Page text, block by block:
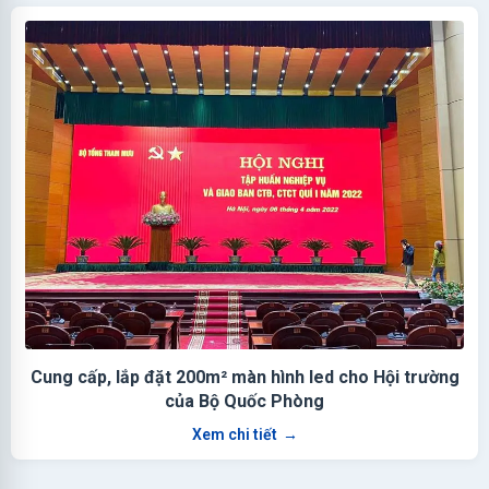
Cung cấp, lắp đặt 200m² màn hình led cho Hội trường
của Bộ Quốc Phòng
Xem chi tiết →